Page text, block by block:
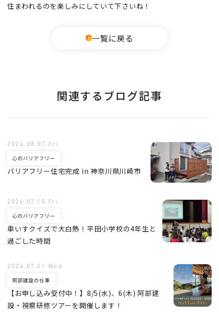
住まわれるのを楽しみにしていて下さいね！
一覧に戻る
関連するブログ記事
バリアフリー住宅完成 in 神奈川県川崎市
心のバリアフリー
2026.08.07.Fri
車いすクイズで大白熱！平田小学校の4年生と
過ごした時間
心のバリアフリー
2026.07.10.Fri
【お申し込み受付中！】8/5(水)、6(木) 阿部建
設・視察研修ツアーを開催します！
阿部建設の仕事
2026.07.01.Wed